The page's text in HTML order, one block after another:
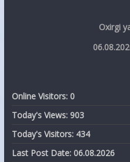
Oxirgi
Online Visitors: 0
Today's Views: 903
Today's Visitors: 434
Last Post Date: 06.08.2026